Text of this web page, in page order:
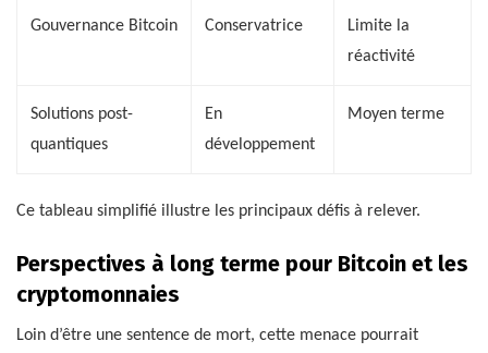
Gouvernance Bitcoin Conservatrice
Limite la
réactivité
Solutions post-
quantiques
En
développement
Moyen terme
Ce tableau simplifié illustre les principaux défis à relever.
Perspectives à long terme pour Bitcoin et les
cryptomonnaies
Loin d’être une sentence de mort, cette menace pourrait